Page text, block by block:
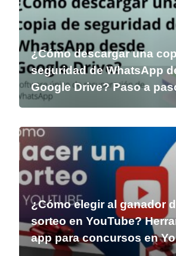
¿Cómo descargar una
seguridad de WhatsApp
Google Drive? Paso a
¿Cómo elegir al ganador
sorteo en YouTube?
app para concursos en